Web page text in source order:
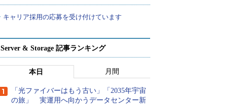
キャリア採用の応募を受け付けています
Server & Storage 記事ランキング
本日 月間
「光ファイバーはもう古い」「2035年宇宙
の旅」 実運用へ向かうデータセンター新